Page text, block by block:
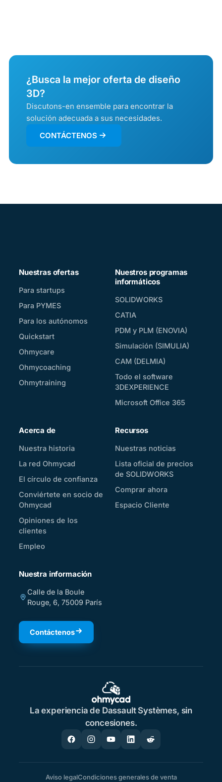
¿Busca la mejor oferta de diseño
3D?
Discutons-en ensemble para encontrar la
solución adecuada a sus necesidades.
CONTÁCTENOS
Nuestras ofertas
Para startups
Para PYMES
Para los autónomos
Quickstart
Ohmycare
Ohmycoaching
Ohmytraining
Nuestros programas
informáticos
SOLIDWORKS
CATIA
PDM y PLM (ENOVIA)
Simulación (SIMULIA)
CAM (DELMIA)
Todo el software
3DEXPERIENCE
Microsoft Office 365
Acerca de
Nuestra historia
La red Ohmycad
El círculo de confianza
Conviértete en socio de
Ohmycad
Opiniones de los
clientes
Empleo
Recursos
Nuestras noticias
Lista oficial de precios
de SOLIDWORKS
Comprar ahora
Espacio Cliente
Nuestra información
Calle de la Boule
Rouge, 6, 75009 París
Contáctenos
La experiencia de Dassault Systèmes, sin
concesiones.
Aviso legalCondiciones generales de venta